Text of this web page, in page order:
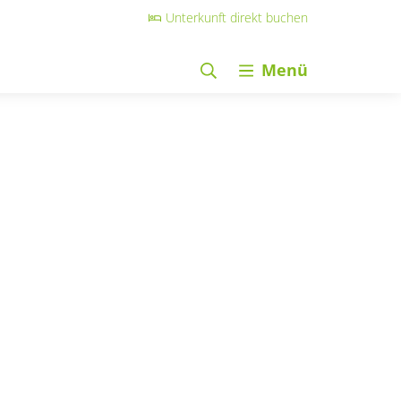
Unterkunft direkt buchen
Menü